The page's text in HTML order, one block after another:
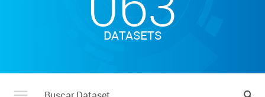
DATASETS